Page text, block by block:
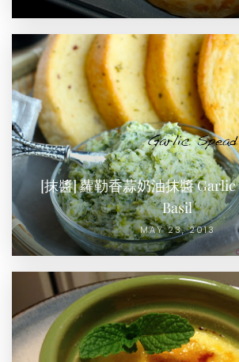
[抹醬] 蘿勒香蒜奶油抹醬
Basil
MAY 23, 2013